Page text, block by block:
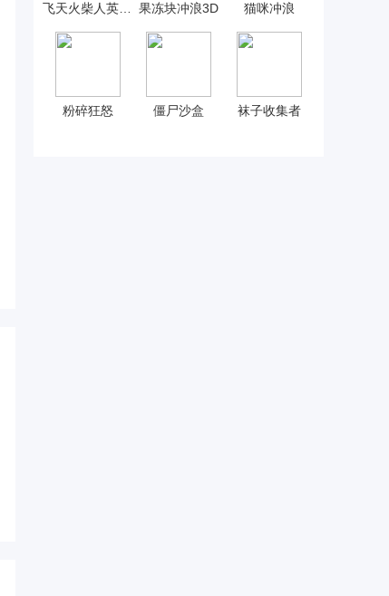
果冻块冲浪3D 猫咪冲浪
粉碎狂怒 僵尸沙盒 袜子收集者